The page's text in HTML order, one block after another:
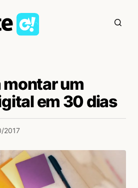
montar um
em 30 dias
2017